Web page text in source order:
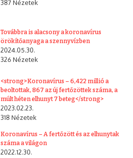
387 Nézetek
Továbbra is alacsony a koronavírus
örökítőanyaga a szennyvízben
2024.05.30.
326 Nézetek
<strong>Koronavírus – 6,422 millió a
beoltottak, 867 az új fertőzöttek száma, a
múlt héten elhunyt 7 beteg</strong>
2023.02.23.
318 Nézetek
Koronavírus – A fertőzött és az elhunytak
száma a világon
2022.12.30.